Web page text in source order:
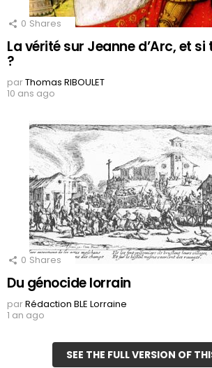
0 Shares
La vérité sur Jeanne d’Arc, et
?
parThomas RIBOULET
10 ans ago
0 Shares
Du génocide lorrain
parRédaction BLE Lorraine
1 an ago
SEE THE FULL VERSION OF